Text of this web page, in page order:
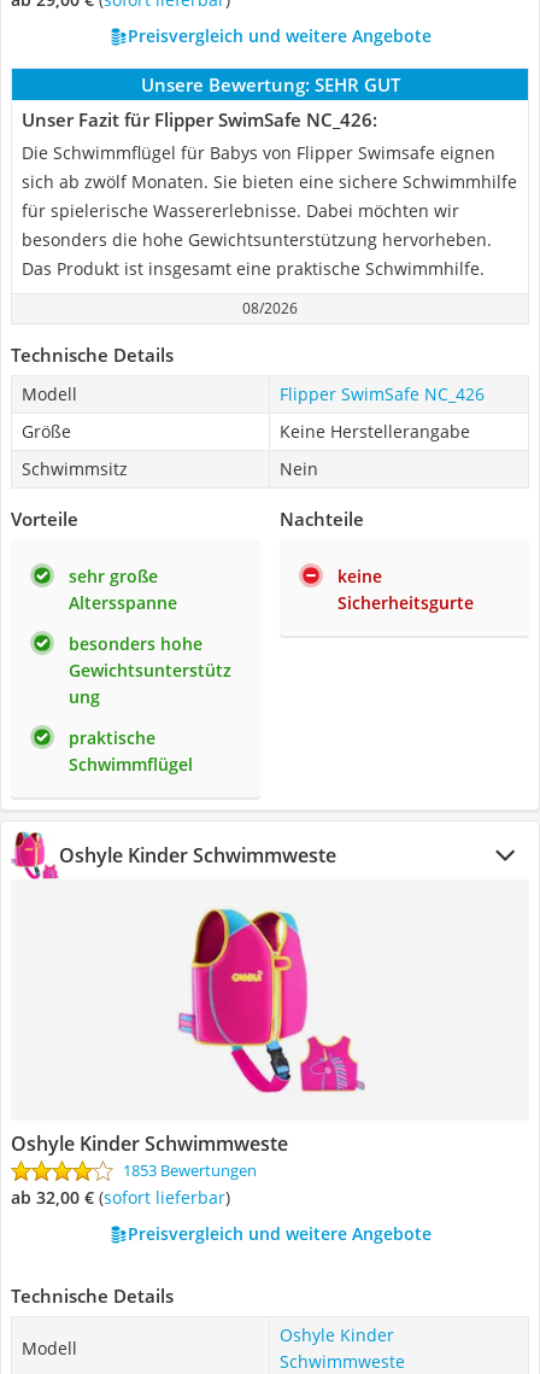
Preisvergleich und weitere Angebote
Unsere Bewertung: SEHR GUT
Unser Fazit für Flipper SwimSafe NC_426:
Die Schwimmflügel für Babys von Flipper Swimsafe eignen
sich ab zwölf Monaten. Sie bieten eine sichere Schwimmhilfe
für spielerische Wassererlebnisse. Dabei möchten wir
besonders die hohe Gewichtsunterstützung hervorheben.
Das Produkt ist insgesamt eine praktische Schwimmhilfe.
08/2026
Technische Details
Modell
Flipper SwimSafe NC_426
Größe
Keine Herstellerangabe
Schwimmsitz
Nein
Vorteile
sehr große
Altersspanne
besonders hohe
Gewichtsunterstütz
ung
praktische
Schwimmflügel
Nachteile
keine
Sicherheitsgurte
Oshyle Kinder Schwimmweste
Oshyle Kinder Schwimmweste
1853 Bewertungen
ab 32,00 € ( Sofort lieferbar)
Preisvergleich und weitere Angebote
Technische Details
Modell
Oshyle Kinder
Schwimmweste